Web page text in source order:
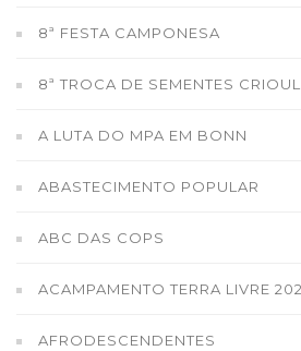
8ª FESTA CAMPONESA
8ª TROCA DE SEMENTES
A LUTA DO MPA EM BONN
ABASTECIMENTO POPULAR
ABC DAS COPS
ACAMPAMENTO TERRA LIVRE
AFRODESCENDENTES